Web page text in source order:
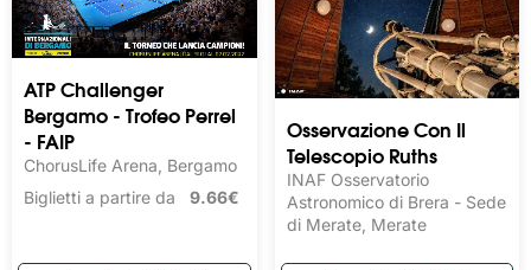
ATP Challenger
Bergamo - Trofeo Perrel
- FAIP
ChorusLife Arena, Bergamo
Biglietti a partire da 9.66€
Osservazione Con Il
Telescopio Ruths
INAF Osservatorio
Astronomico di Brera - Sede
di Merate, Merate